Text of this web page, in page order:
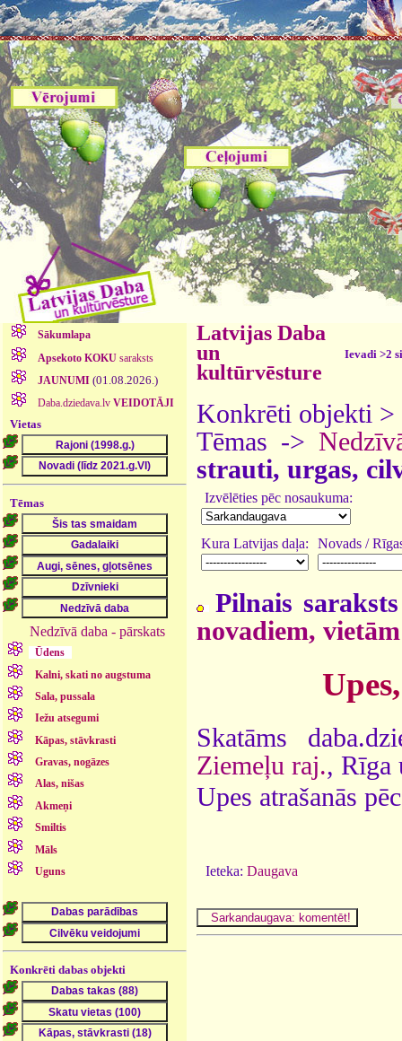
Sākumlapa
Apsekoto KOKUsaraksts
JAUNUMI (01.08.2026.)
Daba.dziedava.lv VEIDOTĀJI
Vietas
Tēmas
Nedzīvā daba - pārskats
Ūdens
Kalni, skati no augstuma
Sala, pussala
Iežu atsegumi
Kāpas, stāvkrasti
Gravas, nogāzes
Alas, nišas
Akmeņi
Smiltis
Māls
Uguns
Konkrēti dabas objekti
Latvijas Daba
un
kultūrvēsture
Ievadi >2
Konkrēti objekti >
Tēmas ->
strauti, urgas,
Izvēlēties pēc nosaukuma:
Kura Latvijas daļa: Novads /
Pilnais
novadiem, vietām
Skatāms
Ziemeļu raj., Rīga
Upes atrašanās
Ieteka: Daugava